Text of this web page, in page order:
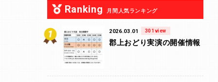
Ranking 月間人気ランキング
2026.03.01 301view
郡上おどり実演の開催情報